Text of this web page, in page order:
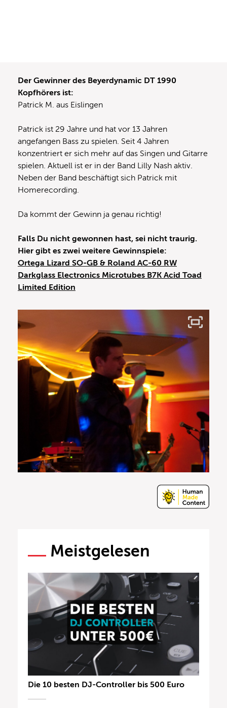
Der Gewinner des Beyerdynamic DT 1990
Kopfhörers ist:
Patrick M. aus Eislingen
Patrick ist 29 Jahre und hat vor 13 Jahren
angefangen Bass zu spielen. Seit 4 Jahren
konzentriert er sich mehr auf das Singen und Gitarre
spielen. Aktuell ist er in der Band Lilly Nash aktiv.
Neben der Band beschäftigt sich Patrick mit
Homerecording.
Da kommt der Gewinn ja genau richtig!
Falls Du nicht gewonnen hast, sei nicht traurig.
Hier gibt es zwei weitere Gewinnspiele:
Ortega Lizard SO-GB & Roland AC-60 RW
Darkglass Electronics Microtubes B7K Acid Toad
Limited Edition
Meistgelesen
Die 10 besten DJ-Controller bis 500 Euro